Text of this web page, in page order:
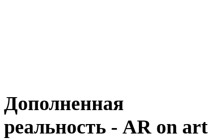
Дополненная
реальность - AR on art